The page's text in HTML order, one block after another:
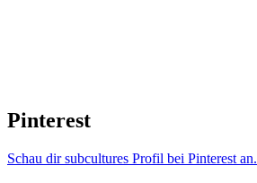
Pinterest
Schau dir subcultures Profil bei Pinterest an.